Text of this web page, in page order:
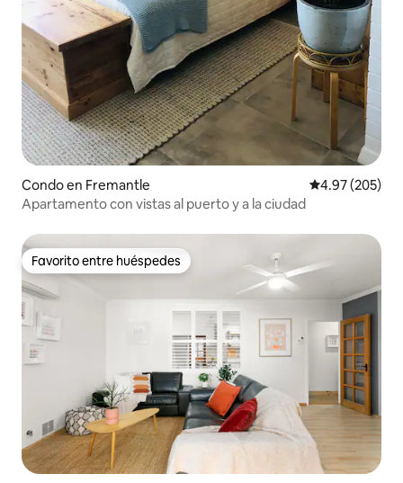
Condo en Fremantle Calificación
4.97 (205)
Apartamento con vistas al puerto y a la ciudad
Favorito entre huéspedes
Favorito entre huéspedes